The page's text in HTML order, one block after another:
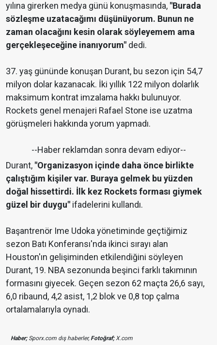
yılına girerken medya günü konuşmasında, "Burada
sözleşme uzatacağımı düşünüyorum. Bunun ne
zaman olacağını kesin olarak söyleyemem ama
gerçekleşeceğine inanıyorum" dedi.
37. yaş gününde konuşan Durant, bu sezon için 54,7
milyon dolar kazanacak. İki yıllık 122 milyon dolarlık
maksimum kontrat imzalama hakkı bulunuyor.
Rockets genel menajeri Rafael Stone ise uzatma
görüşmeleri hakkında yorum yapmadı.
--Haber reklamdan sonra devam ediyor--
Durant, "Organizasyon içinde daha önce birlikte
çalıştığım kişiler var. Buraya gelmek bu yüzden
doğal hissettirdi. İlk kez Rockets forması giymek
güzel bir duygu" ifadelerini kullandı.
Başantrenör Ime Udoka yönetiminde geçtiğimiz
sezon Batı Konferansı'nda ikinci sırayı alan
Houston'ın gelişiminden etkilendiğini söyleyen
Durant, 19. NBA sezonunda beşinci farklı takımının
formasını giyecek. Geçen sezon 62 maçta 26,6 sayı,
6,0 ribaund, 4,2 asist, 1,2 blok ve 0,8 top çalma
ortalamalarıyla oynadı.
Haber;Sporx.com dış haberler,Fotoğraf;X.com